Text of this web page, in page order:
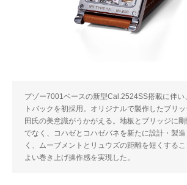
プゾー7001ベースの新型Cal.2524SS搭載に伴い
トバックを初採用。オリジナルで製作したブリ
田氏の美意識がうかがえる。地板とブリッジに
でなく、コハゼとコハゼバネを新たに設計・製
く、ムーブメントとリュウズの距離を短くする
よい巻き上げ操作感を実現した。